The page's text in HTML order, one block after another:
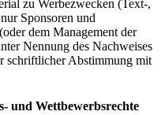
zu Werbezwecken (Text-,
Sponsoren und
dem Management der
Nennung des Nachweises
schriftlicher Abstimmung mit
und Wettbewerbsrechte